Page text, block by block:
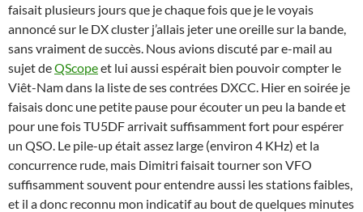
faisait plusieurs jours que je chaque fois que je le voyais
annoncé sur le DX cluster j’allais jeter une oreille sur la bande,
sans vraiment de succès. Nous avions discuté par e-mail au
sujet deQScopeet lui aussi espérait bien pouvoir compter le
Viêt-Nam dans la liste de ses contrées DXCC. Hier en soirée je
faisais donc une petite pause pour écouter un peu la bande et
pour une fois TU5DF arrivait suffisamment fort pour espérer
un QSO. Le pile-up était assez large (environ 4 KHz) et la
concurrence rude, mais Dimitri faisait tourner son VFO
suffisamment souvent pour entendre aussi les stations faibles,
et il a donc reconnu mon indicatif au bout de quelques minutes